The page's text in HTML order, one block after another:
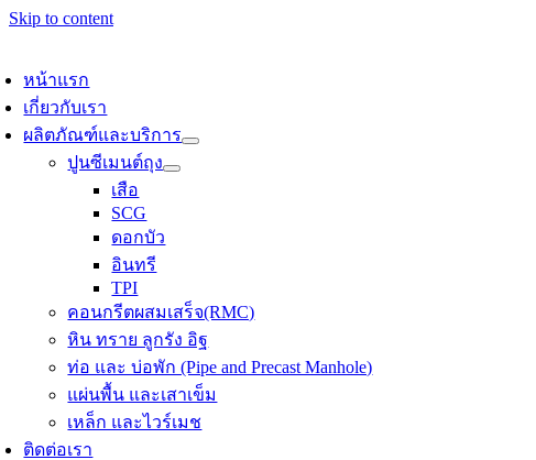
Skip to content
หน้าแรก
เกี่ยวกับเรา
ผลิตภัณฑ์และบริการ
ปูนซีเมนต์ถุง
เสือ
SCG
ดอกบัว
อินทรี
TPI
คอนกรีตผสมเสร็จ(RMC)
หิน ทราย ลูกรัง อิฐ
ท่อ และ บ่อพัก (Pipe and Precast Manhole)
แผ่นพื้น และเสาเข็ม
เหล็ก และไวร์เมช
ติดต่อเรา